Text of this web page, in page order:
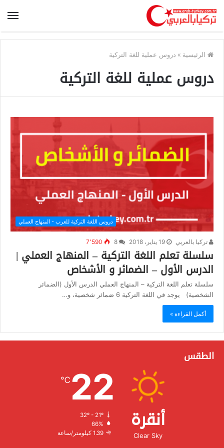
الرئيسية » دروس عملية للغة التركية
دروس عملية للغة التركية
دروس اللغة التركية للعرب - المنهاج العملي
تركيا بالعربي 19 يناير، 2018 7٬590
سلسلة تعلم اللغة التركية – المنهاج العملي |
الدرس الأول – الضمائر و الأشخاص
سلسلة تعلم اللغة التركية – المنهاج العملي الدرس الأول (الضمائر
الشخصية) يوجد في اللغة التركية 6 ضمائر شخصية، و…
أكمل القراءة »
الطقس
أنقرة
Clear Sky
22
℃
32º - 21º
الرطوبة:
الرياح:1.39 كيلومتر/ساعة